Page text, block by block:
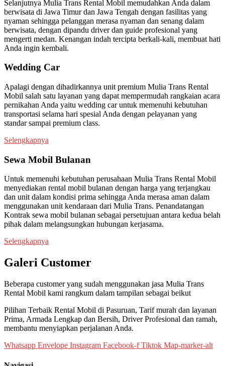
Selanjutnya Mulia Trans Rental Mobil memudahkan Anda dalam
berwisata di Jawa Timur dan Jawa Tengah dengan fasilitas yang
nyaman sehingga pelanggan merasa nyaman dan senang dalam
berwisata, dengan dipandu driver dan guide profesional yang
mengerti medan. Kenangan indah tercipta berkali-kali, membuat hati
Anda ingin kembali.
Wedding Car
Apalagi dengan dihadirkannya unit premium Mulia Trans Rental
Mobil salah satu layanan yang dapat mempermudah rangkaian acara
pernikahan Anda yaitu wedding car untuk memenuhi kebutuhan
transportasi selama hari spesial Anda dengan pelayanan yang
standar sampai premium class.
Selengkapnya
Sewa Mobil Bulanan
Untuk memenuhi kebutuhan perusahaan Mulia Trans Rental Mobil
menyediakan rental mobil bulanan dengan harga yang terjangkau
dan unit dalam kondisi prima sehingga Anda merasa aman dalam
menggunakan unit kendaraan dari Mulia Trans. Penandatangan
Kontrak sewa mobil bulanan sebagai persetujuan antara kedua belah
pihak dalam melangsungkan hubungan kerjasama.
Selengkapnya
Galeri Customer
Beberapa customer yang sudah menggunakan jasa Mulia Trans
Rental Mobil kami rangkum dalam tampilan sebagai beikut
Pilihan Terbaik Rental Mobil di Pasuruan, Tarif murah dan layanan
Prima, Armada Lengkap dan Bersih, Driver Profesional dan ramah,
membantu menyiapkan perjalanan Anda.
Whatsapp Envelope Instagram Facebook-f Tiktok Map-marker-alt